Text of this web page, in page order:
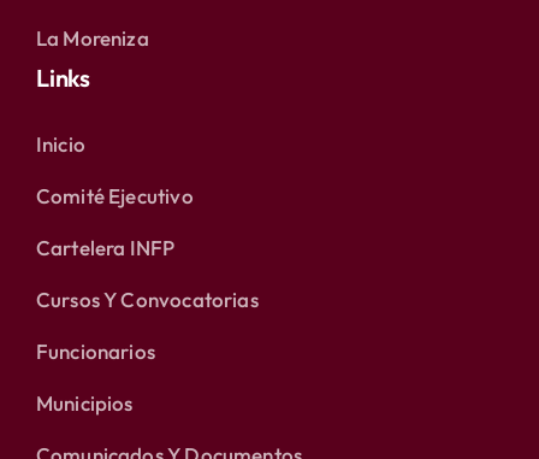
La Moreniza
Links
Inicio
Comité Ejecutivo
Cartelera INFP
Cursos Y Convocatorias
Funcionarios
Municipios